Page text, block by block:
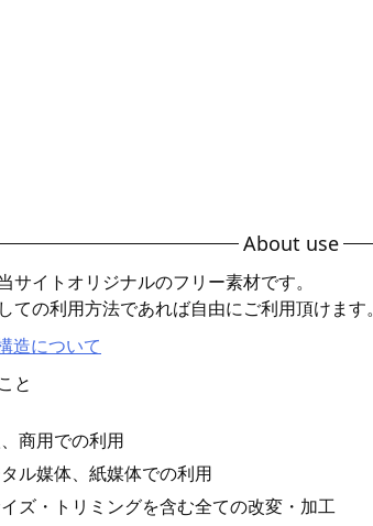
About use
サイトオリジナルのフリー素材です。
ての利用方法であれば自由にご利用頂けます。
造について
と
商用での利用
ル媒体、紙媒体での利用
ズ・トリミングを含む全ての改変・加工